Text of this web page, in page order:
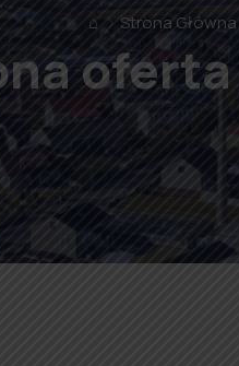
⌂ Strona Główna